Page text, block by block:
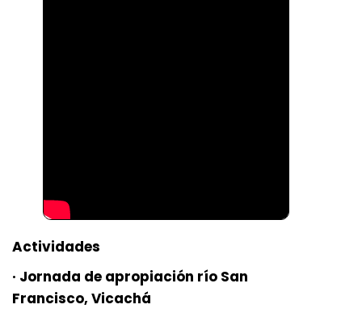
Actividades
· Jornada de apropiación río San
Francisco, Vicachá